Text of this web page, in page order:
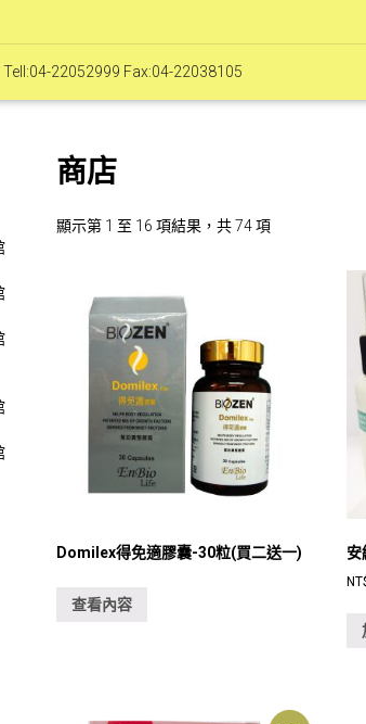
Tell:04-22052999 Fax:04-22038105
商店
顯示第 1 至 16 項結果，共 74 項
Domilex得免適膠囊-30粒(買二送一)
查看內容
安